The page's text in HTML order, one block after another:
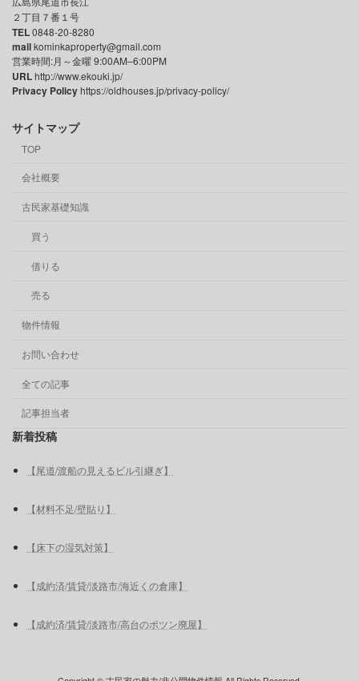
２丁目７番１号
TEL0848-20-8280
mailkominkaproperty@gmail.com
営業時間:月～金曜 9:00AM–6:00PM
URLhttp://www.ekouki.jp/
Privacy Policyhttps://oldhouses.jp/privacy-policy/
サイトマップ
TOP
会社概要
古民家基礎知識
買う
借りる
売る
物件情報
お問い合わせ
全ての記事
記事担当者
新着投稿
【尾道/渡船の見えるビル引継ぎ】
【材料不足/壁貼り】
【床下の湿気対策】
【成約済/賃貸/淡路市/海近くの倉庫】
【成約済/賃貸/淡路市/高台のポツン廃屋】